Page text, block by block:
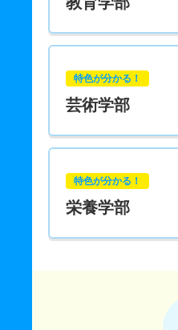
特色が分かる！
芸術学部
特色が分かる！
栄養学部